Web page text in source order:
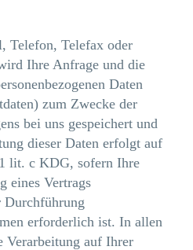
Telefon, Telefax oder
Ihre Anfrage und die
Daten
zum Zwecke der
bei uns gespeichert und
dieser Daten erfolgt auf
lit. c KDG, sofern Ihre
eines Vertrags
Durchführung
erforderlich ist. In allen
Verarbeitung auf Ihrer